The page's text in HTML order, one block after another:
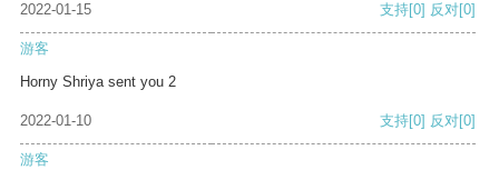
2022-01-15 支持[0] 反对[0]
游客
Horny Shriya sent you 2
2022-01-10 支持[0] 反对[0]
游客